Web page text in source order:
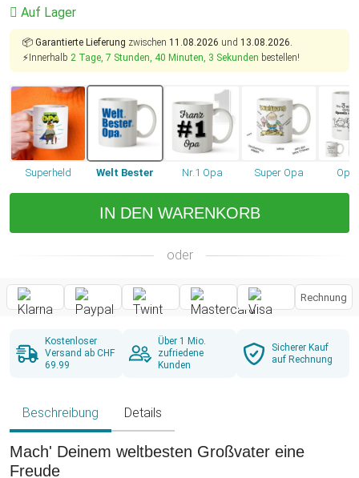
Auf Lager
📦 Garantierte Lieferung zwischen 11.08.2026 und 13.08.2026.
⚡Innerhalb 2 Tage, 7 Stunden, 40 Minuten, 3 Sekunden bestellen!
Superheld Welt Bester Nr.1 Opa Super Opa
IN DEN WARENKORB
oder
Rechnung
Kostenloser
Versand ab CHF
69.99
Über 1 Mio.
zufriedene
Kunden
Sicherer Kauf
auf Rechnung
Beschreibung Details
Mach' Deinem weltbesten Großvater eine
Freude